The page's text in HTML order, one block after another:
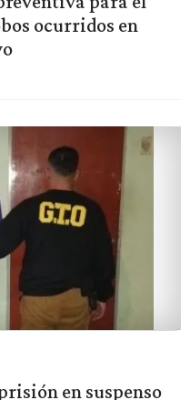
ocurridos en
en suspenso